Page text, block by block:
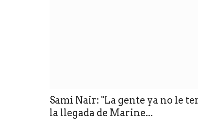
Sami Nair: "La gente ya no le
la llegada de Marine...